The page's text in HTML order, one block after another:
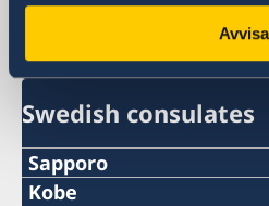
Avvisa
+81 3 5562 5050
Swedish consulates
Sapporo
Telephone
Kobe